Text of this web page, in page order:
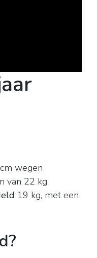
wegen
van 22 kg.
19 kg, met een